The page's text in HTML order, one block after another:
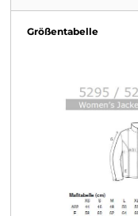
Größentabelle